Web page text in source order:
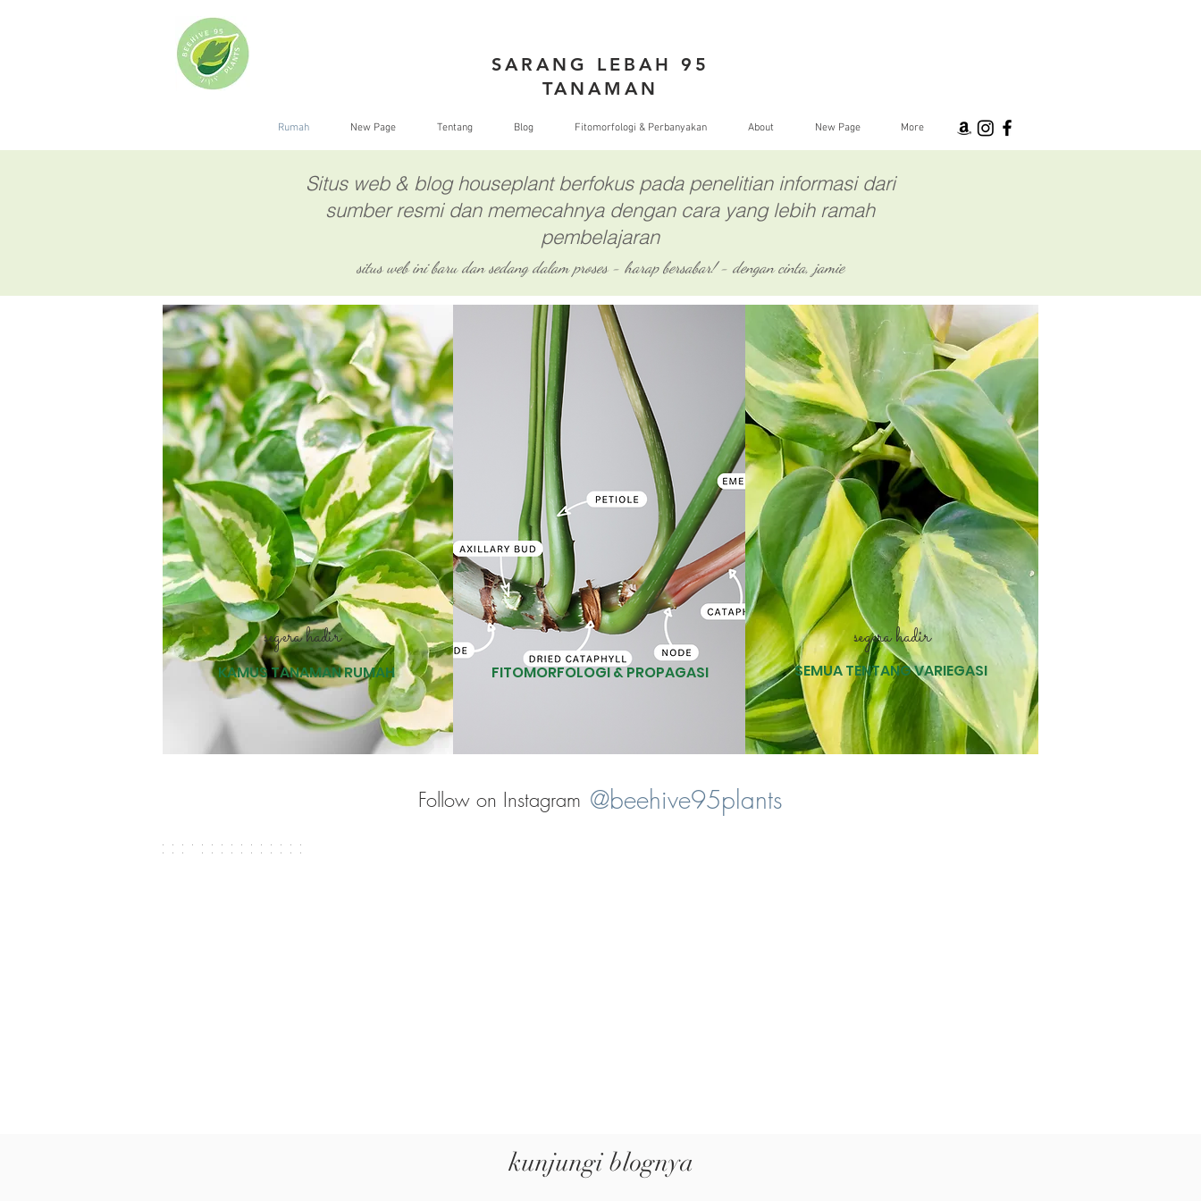
SARANG LEBAH 95
TANAMAN
Rumah New Page Tentang Blog Fitomorfologi & Perbanyakan About New Page More
Situs web & blog houseplant berfokus pada penelitian informasi dari
sumber resmi dan memecahnya dengan cara yang lebih ramah
pembelajaran
situs web ini baru dan sedang dalam proses - harap bersabar! - dengan cinta, jamie
KAMUS TANAMAN RUMAH
segera hadir
FITOMORFOLOGI & PROPAGASI SEMUA TENTANG VARIEGASI
segera hadir
Follow on Instagram @beehive95plants
kunjungi blognya